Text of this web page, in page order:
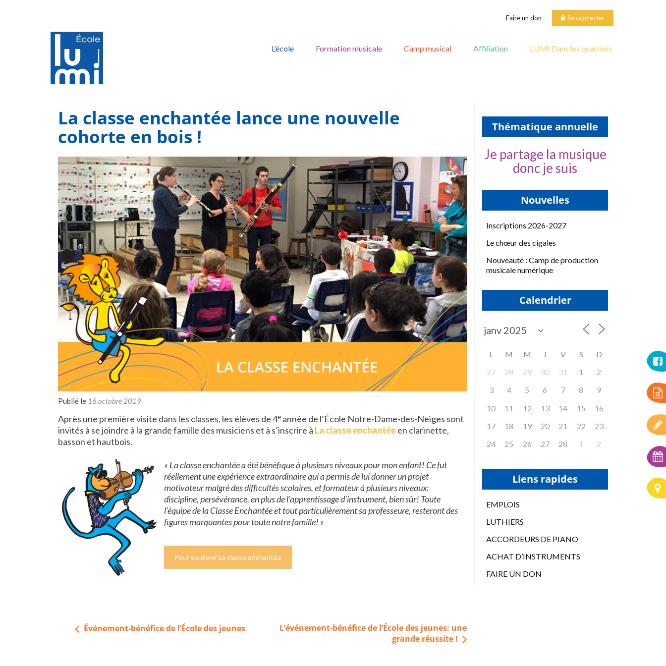
Faire un don Se connecter
content
L’école Formation musicale Camp musical Affiliation LUMI Dans les quartiers
La classe enchantée lance une nouvelle
cohorte en bois !
Publié le 16 octobre 2019
Après une première visite dans les classes, les élèves de 4e année de l’École Notre-Dame-des-Neiges sont
invités à se joindre à la grande famille des musiciens et à s’inscrire à La classe enchantéeen clarinette,
basson et hautbois.
« La classe enchantée a été bénéfique à plusieurs niveaux pour mon enfant! Ce fut
réellement une expérience extraordinaire qui a permis de lui donner un projet
motivateur malgré des difficultés scolaires, et formateur à plusieurs niveaux:
discipline, persévérance, en plus de l’apprentissage d’instrument, bien sûr! Toute
l’équipe de la Classe Enchantée et tout particulièrement sa professeure, resteront des
figures marquantes pour toute notre famille! »
Pour soutenir La classe enchantée
Navigation
Événement-bénéfice de l’École des jeunes
L’événement-bénéfice de l’École des jeunes: une
grande réussite !
Thématique annuelle
Je partage la musique
donc je suis
Nouvelles
Inscriptions 2026-2027
Le chœur des cigales
Nouveauté : Camp de production
musicale numérique
Calendrier
L M M J V S
D
27
28 29 30 31 1
2
3
4 5 6 7 8
9
10
11 12 13 14 15
16
17
18 19 20 21 22
23
24
25 26 27 28 1 2
Liens rapides
EMPLOIS
LUTHIERS
ACCORDEURS DE PIANO
ACHAT D’INSTRUMENTS
FAIRE UN DON